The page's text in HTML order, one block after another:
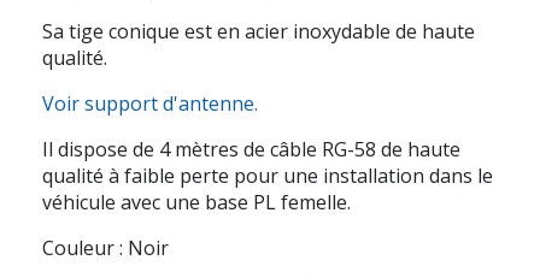
Sa tige conique est en acier inoxydable de haute
qualité.
Voir support d'antenne.
Il dispose de 4 mètres de câble RG-58 de haute
qualité à faible perte pour une installation dans le
véhicule avec une base PL femelle.
Couleur : Noir